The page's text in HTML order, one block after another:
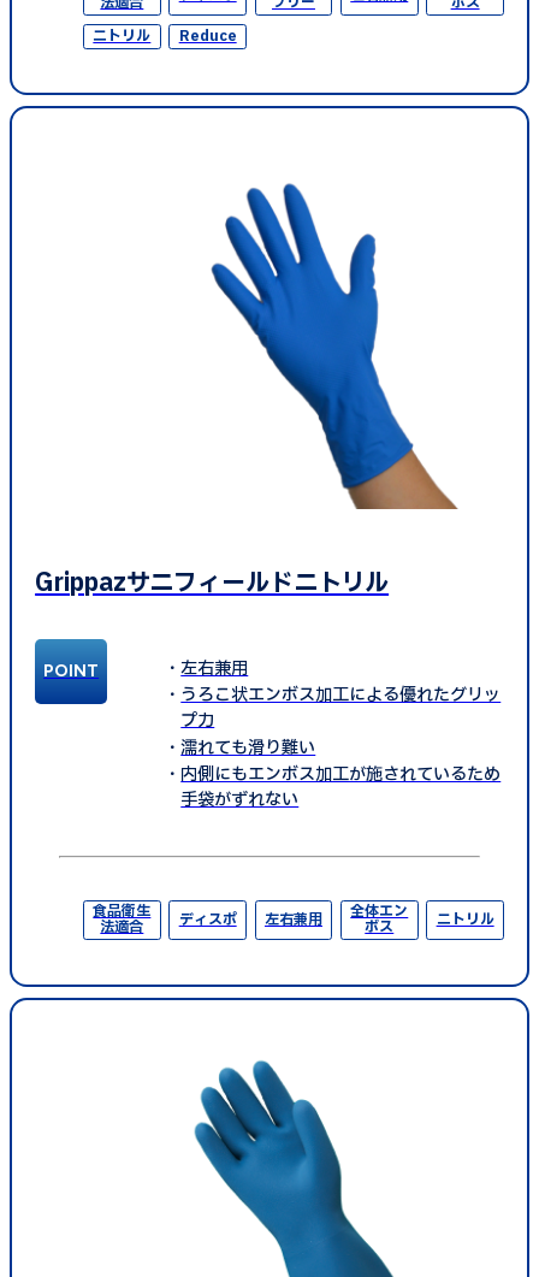
ニトリル
Reduce
Grippazサニフィールドニトリル
左右兼用
うろこ状エンボス加工による優れたグリッ
プ力
濡れても滑り難い
内側にもエンボス加工が施されているため
手袋がずれない
食品衛生
法適合 ディスポ 左右兼用 全体エン
ボス ニトリル